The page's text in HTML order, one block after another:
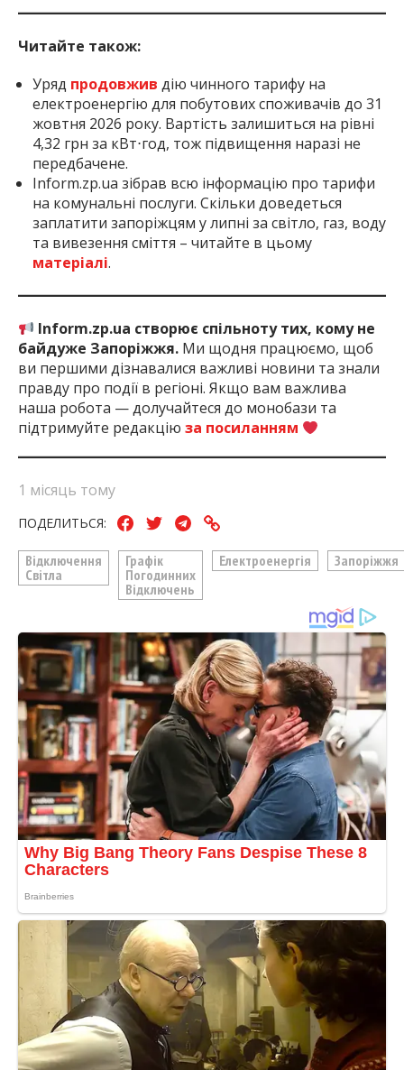
Читайте також:
Уряд продовжив дію чинного тарифу на
електроенергію для побутових споживачів до 31
жовтня 2026 року. Вартість залишиться на рівні
4,32 грн за кВт⋅год, тож підвищення наразі не
передбачене.
Inform.zp.ua зібрав всю інформацію про тарифи
на комунальні послуги. Скільки доведеться
заплатити запоріжцям у липні за світло, газ, воду
та вивезення сміття – читайте в цьому
матеріалі.
Inform.zp.ua створює спільноту тих, кому не
байдуже Запоріжжя. Ми щодня працюємо, щоб
ви першими дізнавалися важливі новини та знали
правду про події в регіоні. Якщо вам важлива
наша робота — долучайтеся до монобази та
підтримуйте редакцію за посиланням
1 місяць тому
ПОДЕЛИТЬСЯ:
Відключення
Світла
Графік
Погодинних
Відключень
Електроенергія Запоріжжя